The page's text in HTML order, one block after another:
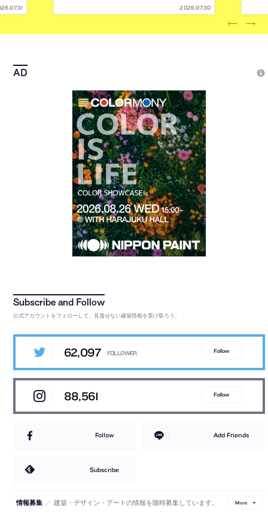
2026.07.30
公式アカウントをフォローして、見逃せない建築情報を受け取ろう。
62,097 Follow
88,561 Follow
Follow Add Friends
Subscribe
情報募集 ／ 建築・デザイン・アートの情報を随時募集しています。 More